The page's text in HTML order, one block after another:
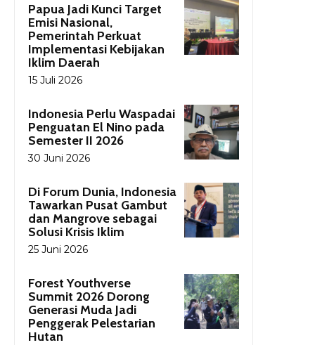
Papua Jadi Kunci Target
Emisi Nasional,
Pemerintah Perkuat
Implementasi Kebijakan
Iklim Daerah
15 Juli 2026
Indonesia Perlu Waspadai
Penguatan El Nino pada
Semester II 2026
30 Juni 2026
Di Forum Dunia, Indonesia
Tawarkan Pusat Gambut
dan Mangrove sebagai
Solusi Krisis Iklim
25 Juni 2026
Forest Youthverse
Summit 2026 Dorong
Generasi Muda Jadi
Penggerak Pelestarian
Hutan